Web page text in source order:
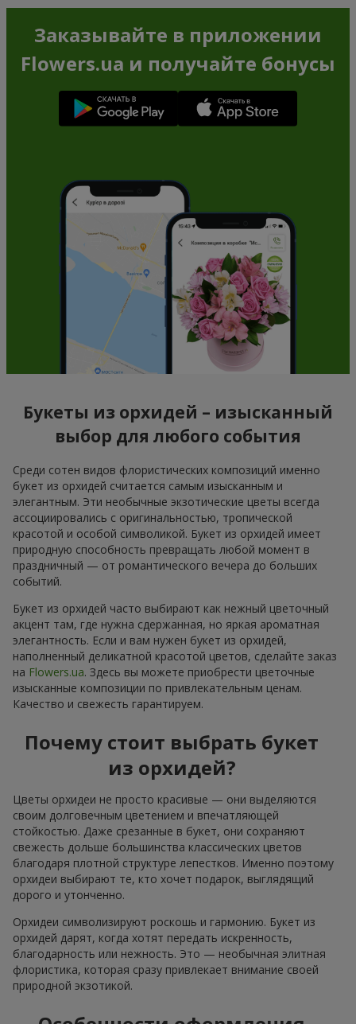
Заказывайте в приложении
Flowers.ua и получайте бонусы
Букеты из орхидей – изысканный
выбор для любого события
Среди сотен видов флористических композиций именно
букет из орхидей считается самым изысканным и
элегантным. Эти необычные экзотические цветы всегда
ассоциировались с оригинальностью, тропической
красотой и особой символикой. Букет из орхидей имеет
природную способность превращать любой момент в
праздничный — от романтического вечера до больших
событий.
Букет из орхидей часто выбирают как нежный цветочный
акцент там, где нужна сдержанная, но яркая ароматная
элегантность. Если и вам нужен букет из орхидей,
наполненный деликатной красотой цветов, сделайте заказ
на Flowers.ua. Здесь вы можете приобрести цветочные
изысканные композиции по привлекательным ценам.
Качество и свежесть гарантируем.
Почему стоит выбрать букет
из орхидей?
Цветы орхидеи не просто красивые — они выделяются
своим долговечным цветением и впечатляющей
стойкостью. Даже срезанные в букет, они сохраняют
свежесть дольше большинства классических цветов
благодаря плотной структуре лепестков. Именно поэтому
орхидеи выбирают те, кто хочет подарок, выглядящий
дорого и утонченно.
Орхидеи символизируют роскошь и гармонию. Букет из
орхидей дарят, когда хотят передать искренность,
благодарность или нежность. Это — необычная элитная
флористика, которая сразу привлекает внимание своей
природной экзотикой.